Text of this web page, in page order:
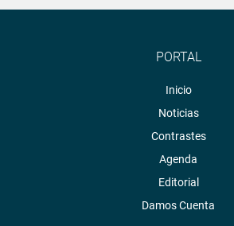
PORTAL
Inicio
Noticias
Contrastes
Agenda
Editorial
Damos Cuenta